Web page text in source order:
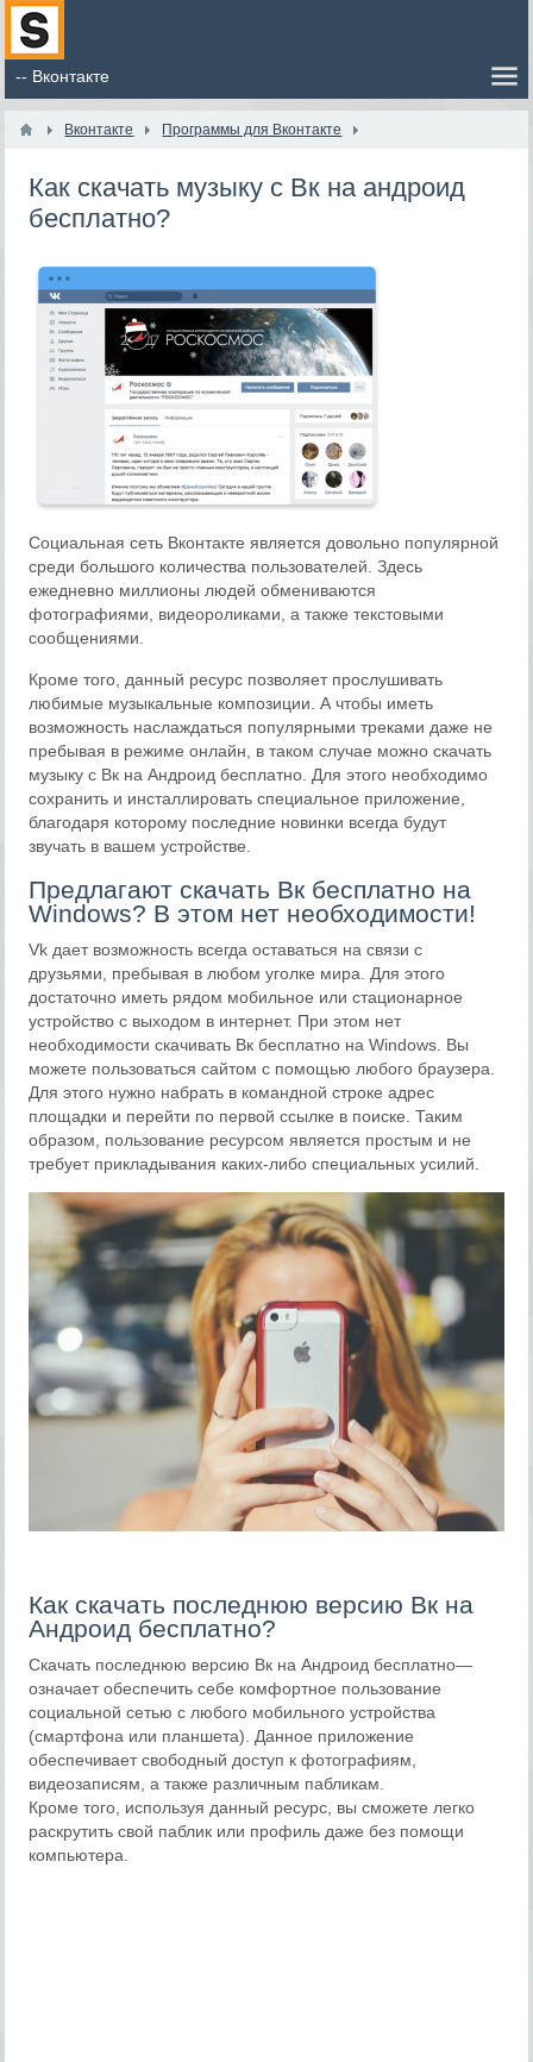
Вконтакте Программы для Вконтакте
Как скачать музыку с Вк на андроид
бесплатно?
Социальная сеть Вконтакте является довольно популярной
среди большого количества пользователей. Здесь
ежедневно миллионы людей обмениваются
фотографиями, видеороликами, а также текстовыми
сообщениями.
Кроме того, данный ресурс позволяет прослушивать
любимые музыкальные композиции. А чтобы иметь
возможность наслаждаться популярными треками даже не
пребывая в режиме онлайн, в таком случае можно скачать
музыку с Вк на Андроид бесплатно. Для этого необходимо
сохранить и инсталлировать специальное приложение,
благодаря которому последние новинки всегда будут
звучать в вашем устройстве.
Предлагают скачать Вк бесплатно на
Windows? В этом нет необходимости!
Vk дает возможность всегда оставаться на связи с
друзьями, пребывая в любом уголке мира. Для этого
достаточно иметь рядом мобильное или стационарное
устройство с выходом в интернет. При этом нет
необходимости скачивать Вк бесплатно на Windows. Вы
можете пользоваться сайтом с помощью любого браузера.
Для этого нужно набрать в командной строке адрес
площадки и перейти по первой ссылке в поиске. Таким
образом, пользование ресурсом является простым и не
требует прикладывания каких-либо специальных усилий.
Как скачать последнюю версию Вк на
Андроид бесплатно?
Скачать последнюю версию Вк на Андроид бесплатно—
означает обеспечить себе комфортное пользование
социальной сетью с любого мобильного устройства
(смартфона или планшета). Данное приложение
обеспечивает свободный доступ к фотографиям,
видеозаписям, а также различным пабликам.
Кроме того, используя данный ресурс, вы сможете легко
раскрутить свой паблик или профиль даже без помощи
компьютера.